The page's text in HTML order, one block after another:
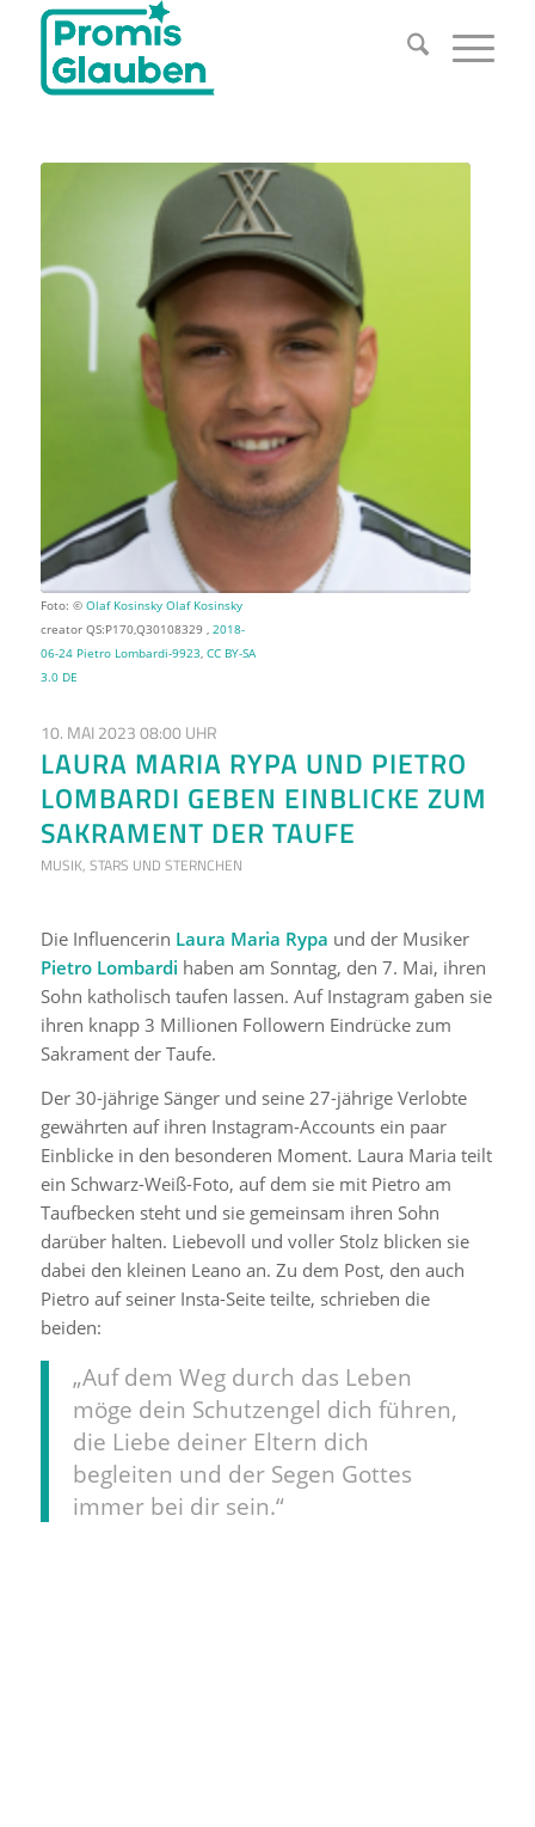
Foto: © Olaf Kosinsky Olaf Kosinsky
creator QS:P170,Q30108329 , 2018-
06-24 Pietro Lombardi-9923, CC BY-SA
3.0 DE
10. MAI 2023 08:00 UHR
LAURA MARIA RYPA UND PIETRO
LOMBARDI GEBEN EINBLICKE ZUM
SAKRAMENT DER TAUFE
MUSIK, STARS UND STERNCHEN
Die Influencerin Laura Maria Rypa und der Musiker
Pietro Lombardi haben am Sonntag, den 7. Mai, ihren
Sohn katholisch taufen lassen. Auf Instagram gaben sie
ihren knapp 3 Millionen Followern Eindrücke zum
Sakrament der Taufe.
Der 30-jährige Sänger und seine 27-jährige Verlobte
gewährten auf ihren Instagram-Accounts ein paar
Einblicke in den besonderen Moment. Laura Maria teilt
ein Schwarz-Weiß-Foto, auf dem sie mit Pietro am
Taufbecken steht und sie gemeinsam ihren Sohn
darüber halten. Liebevoll und voller Stolz blicken sie
dabei den kleinen Leano an. Zu dem Post, den auch
Pietro auf seiner Insta-Seite teilte, schrieben die
beiden:
„Auf dem Weg durch das Leben
möge dein Schutzengel dich führen,
die Liebe deiner Eltern dich
begleiten und der Segen Gottes
immer bei dir sein.“